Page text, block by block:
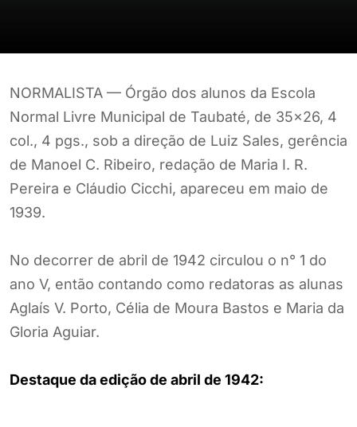
NORMALISTA — Órgão dos alunos da Escola
Normal Livre Municipal de Taubaté, de 35×26, 4
col., 4 pgs., sob a direção de Luiz Sales, gerência
de Manoel C. Ribeiro, redação de Maria I. R.
Pereira e Cláudio Cicchi, apareceu em maio de
1939.
No decorrer de abril de 1942 circulou o n° 1 do
ano V, então contando como redatoras as alunas
Aglaís V. Porto, Célia de Moura Bastos e Maria da
Gloria Aguiar.
Destaque da edição de abril de 1942: